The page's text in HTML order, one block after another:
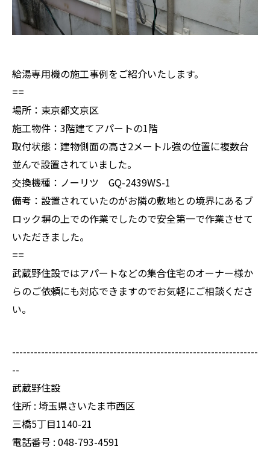
給湯専用機の施工事例をご紹介いたします。
==
場所：東京都文京区
施工物件：3階建てアパートの1階
取付状態：建物側面の高さ2メートル強の位置に複数台
並んで設置されていました。
交換機種：ノーリツ GQ-2439WS-1
備考：設置されていたのがお隣の敷地との境界にあるブ
ロック塀の上での作業でしたので安全第一で作業させて
いただきました。
==
武蔵野住設ではアパートなどの集合住宅のオーナー様か
らのご依頼にも対応できますのでお気軽にご相談くださ
い。
--------------------------------------------------------------------
--
武蔵野住設
住所 : 埼玉県さいたま市西区
三橋5丁目1140-21
電話番号 : 048-793-4591